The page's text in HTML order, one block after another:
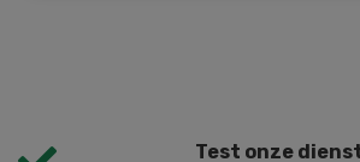
Test onze